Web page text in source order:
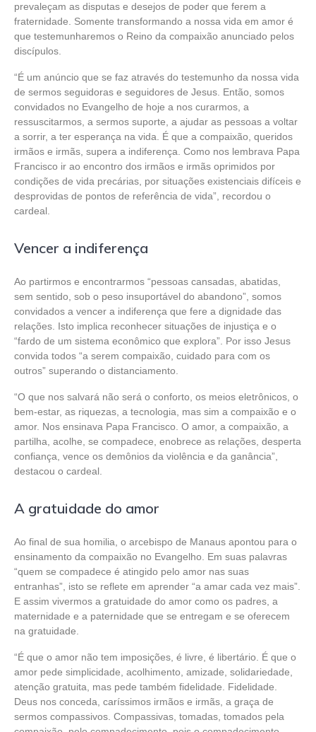
prevaleçam as disputas e desejos de poder que ferem a
fraternidade. Somente transformando a nossa vida em amor é
que testemunharemos o Reino da compaixão anunciado pelos
discípulos.
“É um anúncio que se faz através do testemunho da nossa vida
de sermos seguidoras e seguidores de Jesus. Então, somos
convidados no Evangelho de hoje a nos curarmos, a
ressuscitarmos, a sermos suporte, a ajudar as pessoas a voltar
a sorrir, a ter esperança na vida. É que a compaixão, queridos
irmãos e irmãs, supera a indiferença. Como nos lembrava Papa
Francisco ir ao encontro dos irmãos e irmãs oprimidos por
condições de vida precárias, por situações existenciais difíceis e
desprovidas de pontos de referência de vida”, recordou o
cardeal.
Vencer a indiferença
Ao partirmos e encontrarmos “pessoas cansadas, abatidas,
sem sentido, sob o peso insuportável do abandono”, somos
convidados a vencer a indiferença que fere a dignidade das
relações. Isto implica reconhecer situações de injustiça e o
“fardo de um sistema econômico que explora”. Por isso Jesus
convida todos “a serem compaixão, cuidado para com os
outros” superando o distanciamento.
“O que nos salvará não será o conforto, os meios eletrônicos, o
bem-estar, as riquezas, a tecnologia, mas sim a compaixão e o
amor. Nos ensinava Papa Francisco. O amor, a compaixão, a
partilha, acolhe, se compadece, enobrece as relações, desperta
confiança, vence os demônios da violência e da ganância”,
destacou o cardeal.
A gratuidade do amor
Ao final de sua homilia, o arcebispo de Manaus apontou para o
ensinamento da compaixão no Evangelho. Em suas palavras
“quem se compadece é atingido pelo amor nas suas
entranhas”, isto se reflete em aprender “a amar cada vez mais”.
E assim vivermos a gratuidade do amor como os padres, a
maternidade e a paternidade que se entregam e se oferecem
na gratuidade.
“É que o amor não tem imposições, é livre, é libertário. É que o
amor pede simplicidade, acolhimento, amizade, solidariedade,
atenção gratuita, mas pede também fidelidade. Fidelidade.
Deus nos conceda, caríssimos irmãos e irmãs, a graça de
sermos compassivos. Compassivas, tomadas, tomados pela